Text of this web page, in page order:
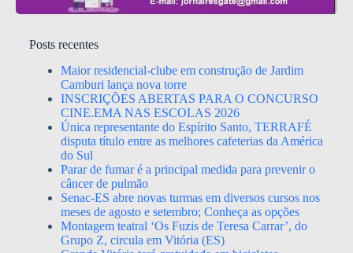
Posts recentes
Maior residencial-clube em construção de Jardim
Camburi lança nova torre
INSCRIÇÕES ABERTAS PARA O CONCURSO
CINE.EMA NAS ESCOLAS 2026
Única representante do Espírito Santo, TERRAFÉ
disputa título entre as melhores cafeterias da América
do Sul
Parar de fumar é a principal medida para prevenir o
câncer de pulmão
Senac-ES abre novas turmas em diversos cursos nos
meses de agosto e setembro; Conheça as opções
Montagem teatral ‘Os Fuzis de Teresa Carrar’, do
Grupo Z, circula em Vitória (ES)